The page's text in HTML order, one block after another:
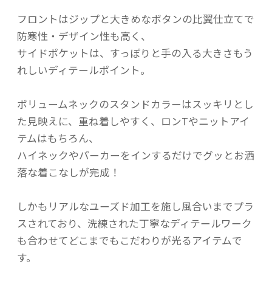
フロントはジップと大きめなボタンの比翼仕立てで
防寒性・デザイン性も高く、
サイドポケットは、すっぽりと手の入る大きさもう
れしいディテールポイント。
ボリュームネックのスタンドカラーはスッキリとし
た見映えに、重ね着しやすく、ロンTやニットアイ
テムはもちろん、
ハイネックやパーカーをインするだけでグッとお洒
落な着こなしが完成！
しかもリアルなユーズド加工を施し風合いまでプラ
スされており、洗練された丁寧なディテールワーク
も合わせてどこまでもこだわりが光るアイテムで
す。